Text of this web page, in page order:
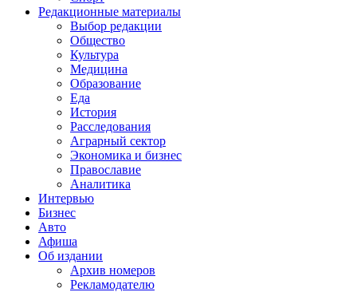
Редакционные материалы
Выбор редакции
Общество
Культура
Медицина
Образование
Еда
История
Расследования
Аграрный сектор
Экономика и бизнес
Православие
Аналитика
Интервью
Бизнес
Авто
Афиша
Об издании
Архив номеров
Рекламодателю